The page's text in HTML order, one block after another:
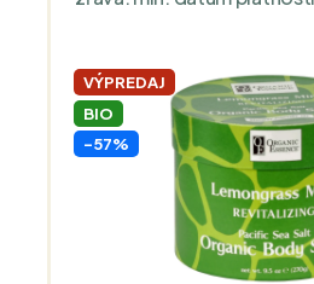
VÝPREDAJ
BIO
-57%